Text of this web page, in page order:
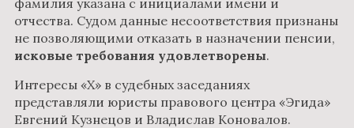
отчества. Судом данные несоответствия признаны
не позволяющими отказать в назначении пенсии,
исковые требования удовлетворены.
Интересы «Х» в судебных заседаниях
представляли юристы правового центра «Эгида»
Евгений Кузнецов и Владислав Коновалов.